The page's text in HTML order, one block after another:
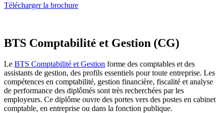
Télécharger la brochure
BTS Comptabilité et Gestion (CG)
Le BTS Comptabilité et Gestion forme des comptables et des
assistants de gestion, des profils essentiels pour toute entreprise. Les
compétences en comptabilité, gestion financière, fiscalité et analyse
de performance des diplômés sont très recherchées par les
employeurs. Ce diplôme ouvre des portes vers des postes en cabinet
comptable, en entreprise ou dans la fonction publique.